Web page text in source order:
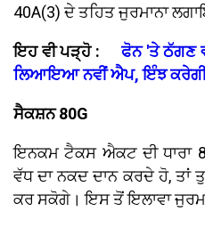
40A(3) ਦੇ ਤਹਿਤ ਜੁਰਮਾਨਾ
ਇਹ ਵੀ ਪੜ੍ਹੋ :ਫੋਨ 'ਤੇ ਠੱਗਣ
ਲਿਆਇਆ ਨਵੀਂ ਐਪ, ਇੰਝ
ਸੈਕਸ਼ਨ 80G
ਇਨਕਮ ਟੈਕਸ ਐਕਟ ਦੀ ਧਾਰਾ
ਵੱਧ ਦਾ ਨਕਦ ਦਾਨ ਕਰਦੇ ਹੋ, ਤਾਂ
ਕਰ ਸਕੋਗੇ। ਇਸ ਤੋਂ ਇਲਾਵਾ